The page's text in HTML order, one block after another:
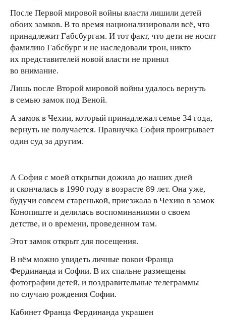
После Первой мировой войны власти лишили детей
обоих замков. В то время национализировали всё, что
принадлежит Габсбургам. И тот факт, что дети не носят
фамилию Габсбург и не наследовали трон, никто
их представителей новой власти не принял
во внимание.
Лишь после Второй мировой войны удалось вернуть
в семью замок под Веной.
А замок в Чехии, который принадлежал семье 34 года,
вернуть не получается. Правнучка София проигрывает
один суд за другим.
А София с моей открытки дожила до наших дней
и скончалась в 1990 году в возрасте 89 лет. Она уже,
будучи совсем старенькой, приезжала в Чехию в замок
Конопиште и делилась воспоминаниями о своем
детстве, и о времени, проведенном там.
Этот замок открыт для посещения.
В нём можно увидеть личные покои Франца
Фердинанда и Софии. В их спальне размещены
фотографии детей, и поздравительные телеграммы
по случаю рождения Софии.
Кабинет Франца Фердинанда украшен